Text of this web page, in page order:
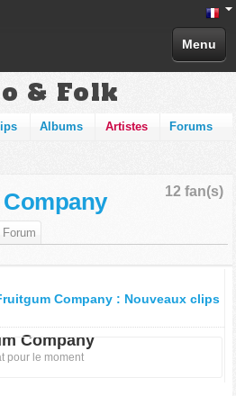
Menu
& Folk
Albums Artistes Forums
12 fan(s)
Forum
Company : Nouveaux clips
Company
pour le moment